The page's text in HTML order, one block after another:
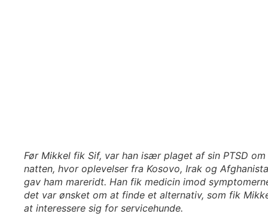
Før Mikkel fik Sif, var han især plaget af sin PTSD om
natten, hvor oplevelser fra Kosovo, Irak og
gav ham mareridt. Han fik medicin imod
det var ønsket om at finde et alternativ, som fik
at interessere sig for servicehunde.